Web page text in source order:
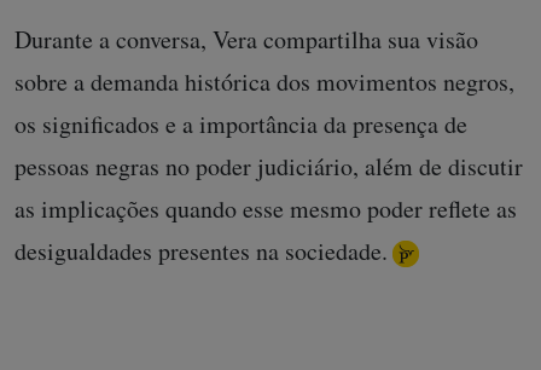
Durante a conversa, Vera compartilha sua visão
sobre a demanda histórica dos movimentos negros,
os significados e a importância da presença de
pessoas negras no poder judiciário, além de discutir
as implicações quando esse mesmo poder reflete as
desigualdades presentes na sociedade.